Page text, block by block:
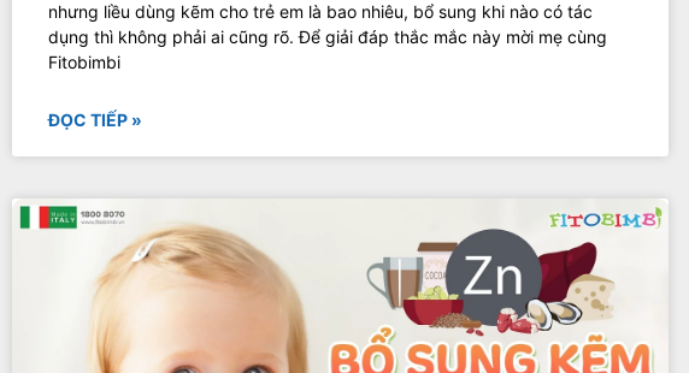
nhưng liều dùng kẽm cho trẻ em là bao nhiêu, bổ sung khi nào có tác
dụng thì không phải ai cũng rõ. Để giải đáp thắc mắc này mời mẹ cùng
Fitobimbi
ĐỌC TIẾP »